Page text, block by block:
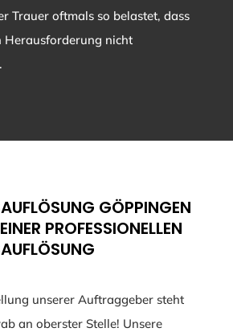
Trauer oftmals so belastet, dass
Herausforderung nicht
GÖPPINGEN
PROFESSIONELLEN
unserer Auftraggeber steht
an oberster Stelle! Unsere